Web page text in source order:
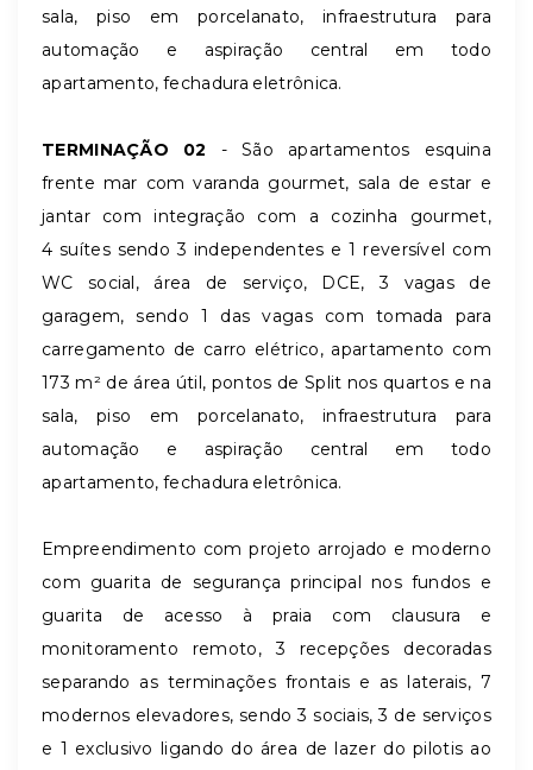
sala, piso em porcelanato, infraestrutura para
automação e aspiração central em todo
apartamento, fechadura eletrônica.
TERMINAÇÃO 02 - São apartamentos esquina
frente mar com varanda gourmet, sala de estar e
jantar com integração com a cozinha gourmet,
4 suítes sendo 3 independentes e 1 reversível com
WC social, área de serviço, DCE, 3 vagas de
garagem, sendo 1 das vagas com tomada para
carregamento de carro elétrico, apartamento com
173 m² de área útil, pontos de Split nos quartos e na
sala, piso em porcelanato, infraestrutura para
automação e aspiração central em todo
apartamento, fechadura eletrônica.
Empreendimento com projeto arrojado e moderno
com guarita de segurança principal nos fundos e
guarita de acesso à praia com clausura e
monitoramento remoto, 3 recepções decoradas
separando as terminações frontais e as laterais, 7
modernos elevadores, sendo 3 sociais, 3 de serviços
e 1 exclusivo ligando do área de lazer do pilotis ao